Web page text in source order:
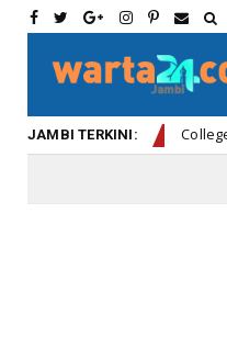
JAMBI TERKINI:
community come together